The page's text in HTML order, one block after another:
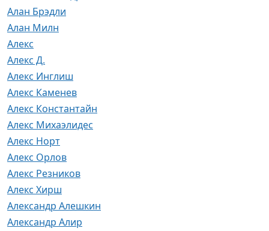
Алан Брэдли
Алан Милн
Алекс
Алекс Д.
Алекс Инглиш
Алекс Каменев
Алекс Константайн
Алекс Михаэлидес
Алекс Норт
Алекс Орлов
Алекс Резников
Алекс Хирш
Александр Алешкин
Александр Алир